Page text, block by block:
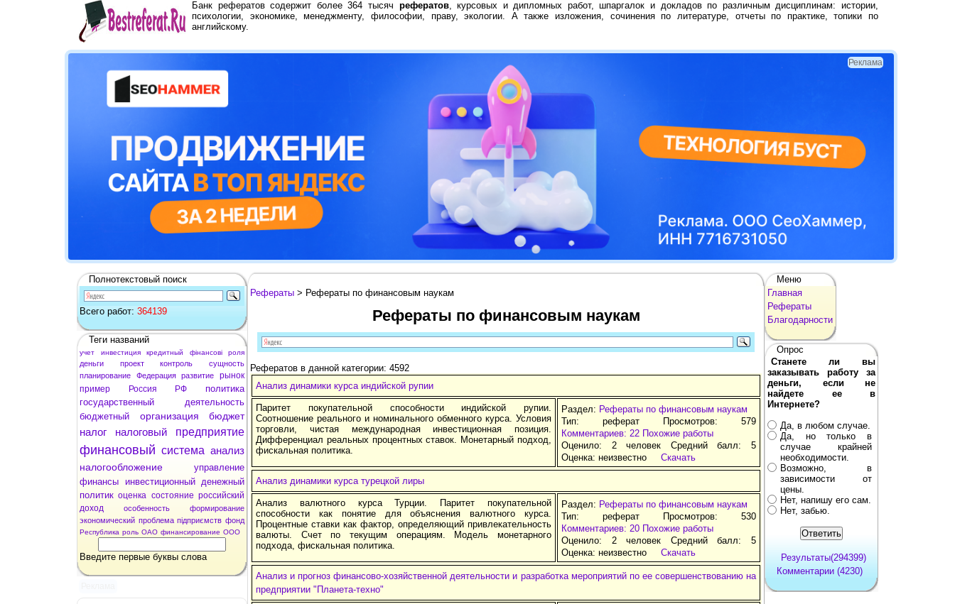
Банк рефератов содержит более 364 тысяч рефератов, курсовых и дипломных работ, шпаргалок и докладов по различным дисциплинам: истории,
психологии, экономике, менеджменту, философии, праву, экологии. А также изложения, сочинения по литературе, отчеты по практике, топики по
английскому.
Реклама
Полнотекстовый поиск
Всего работ: 364139
Теги названий
учет инвестиция кредитный фінансові роля
деньги проект контроль
сущность
планирование
Федерация развитие
рынок
пример
Россия РФ
политика
государственный
деятельность
бюджетный
организация бюджет
налог налоговый предприятие
финансовый система анализ
налогообложение
управление
финансы инвестиционный
денежный
политик оценка состояние российский
доход
особенность
формирование
экономический проблема підприємств фонд
Республика роль ОАО финансирование ООО
Введите первые буквы слова
Рефераты > Рефераты по финансовым наукам
Рефераты по финансовым наукам
Рефератов в данной категории: 4592
Анализ динамики курса индийской рупии
Паритет покупательной способности индийской рупии.
Соотношение реального и номинального обменного курса. Условия
торговли, чистая международная инвестиционная позиция.
Дифференциал реальных процентных ставок. Монетарный подход,
фискальная политика.
Раздел: Рефераты по финансовым наукам
Тип: реферат Просмотров: 579
Комментариев: 22 Похожие работы
Оценило: 2 человек Средний балл: 5
Оценка: неизвестно Скачать
Анализ динамики курса турецкой лиры
Анализ валютного курса Турции. Паритет покупательной
способности как понятие для объяснения валютного курса.
Процентные ставки как фактор, определяющий привлекательность
валюты. Счет по текущим операциям. Модель монетарного
подхода, фискальная политика.
Раздел: Рефераты по финансовым наукам
Тип: реферат Просмотров: 530
Комментариев: 20 Похожие работы
Оценило: 2 человек Средний балл: 5
Оценка: неизвестно Скачать
Анализ и прогноз финансово-хозяйственной деятельности и разработка мероприятий по ее совершенствованию на
предприятии "Планета-техно"
Меню
Главная
Рефераты
Благодарности
Опрос
Станете ли вы
заказывать работу за
деньги, если не
найдете ее в
Интернете?
Да, в любом случае.
Да, но только в
случае крайней
необходимости.
Возможно, в
зависимости от
цены.
Нет, напишу его сам.
Нет, забью.
Результаты(294399)
Комментарии (4230)